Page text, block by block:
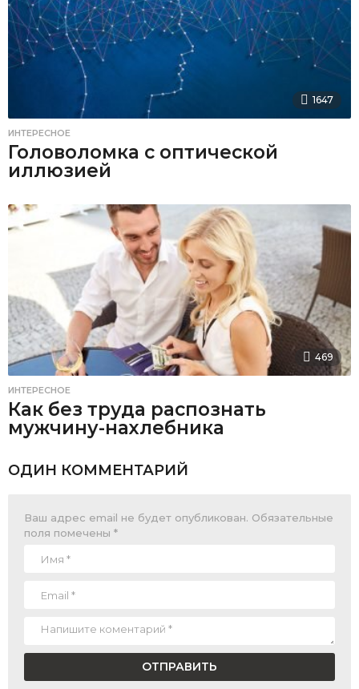
1647
ИНТЕРЕСНОЕ
Головоломка с оптической
иллюзией
469
ИНТЕРЕСНОЕ
Как без труда распознать
мужчину-нахлебника
ОДИН КОММЕНТАРИЙ
Ваш адрес email не будет опубликован. Обязательные
поля помечены *